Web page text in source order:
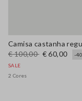
€ 100,00 € 60,00
-
SALE
2 Cores